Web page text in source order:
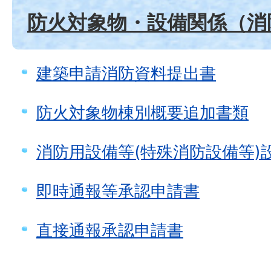
防火対象物・設備関係（
建築申請消防資料提出書
防火対象物棟別概要追加書類
消防用設備等(特殊消防設備等)
即時通報等承認申請書
直接通報承認申請書